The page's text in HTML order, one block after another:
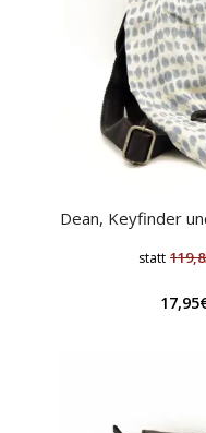
Dean, Keyfinder
statt
17,95